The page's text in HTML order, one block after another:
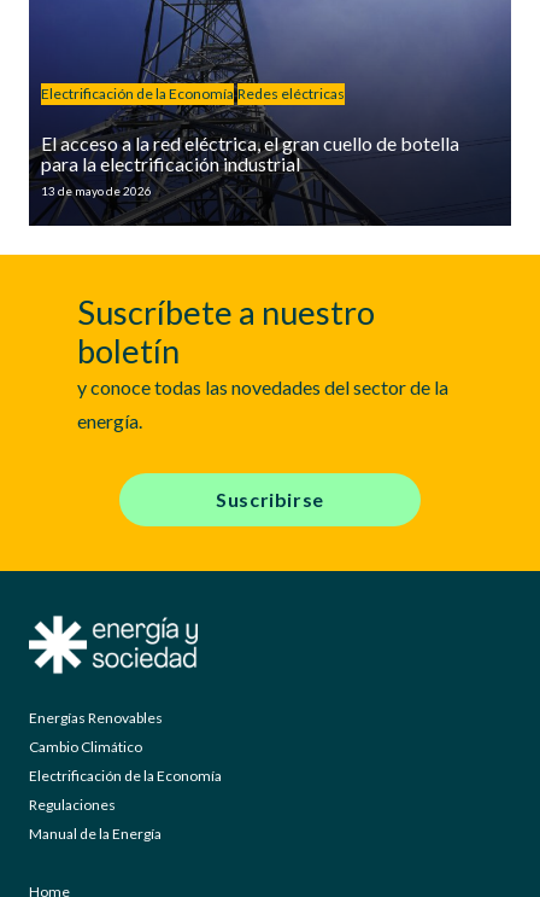
Electrificación de la Economía Redes eléctricas
El acceso a la red eléctrica, el gran cuello de botella
para la electrificación industrial
13 de mayo de 2026
Suscríbete a nuestro
boletín
y conoce todas las novedades del sector de la
energía.
Suscribirse
Energías Renovables
Cambio Climático
Electrificación de la Economía
Regulaciones
Manual de la Energía
Home